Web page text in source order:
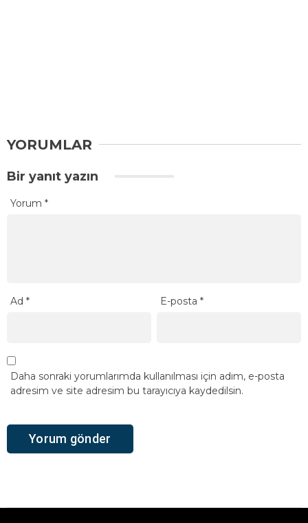
YORUMLAR
Bir yanıt yazın
Yorum *
Ad * E-posta*
Daha sonraki yorumlarımda kullanılması için adım, e-posta
adresim ve site adresim bu tarayıcıya kaydedilsin.